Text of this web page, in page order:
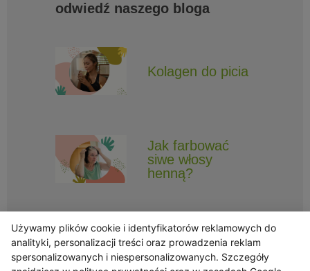
odwiedź naszego bloga
Kolagen do picia
Jak farbować
siwe włosy
henną?
Używamy plików cookie i identyfikatorów reklamowych do
analityki, personalizacji treści oraz prowadzenia reklam
spersonalizowanych i niespersonalizowanych. Szczegóły